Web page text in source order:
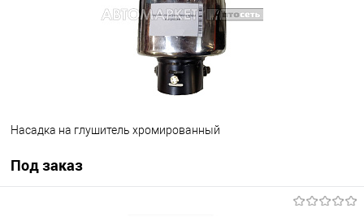
Насадка на глушитель хромированный
Под заказ